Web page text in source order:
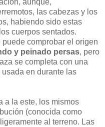
aunque,
las cabezas y los
habiendo sido estas
cuerpos sentados.
comprobar el origen
y peinado persas, pero
se completa con una
en durante las
a la este, los mismos
(conocida como
al terreno. Las